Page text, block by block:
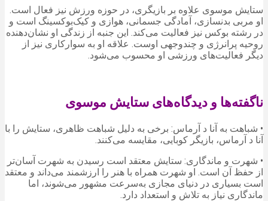
ستایش موسوی علاوه بر بازیگری، در حوزه ورزش نیز فعال است.
او مربی بدنسازی، آمادگی جسمانی، هوازی و کیک‌بوکسینگ است و
در رشته بوکس نیز فعالیت می‌کند. این جنبه از زندگی او نشان‌دهنده
روحیه پرانرژی و چندوجهی اوست. علاقه او به سوارکاری نیز از
دیگر فعالیت‌های ورزشی او محسوب می‌شود.
ناگفته‌ها و دیدگاه‌های ستایش موسوی
• شباهت به آنا د آرماس: برخی به دلیل شباهت ظاهری، ستایش را با
آنا د آرماس، بازیگر کوبایی، مقایسه می‌کنند.
• شهرت و ماندگاری: ستایش معتقد است رسیدن به شهرت آسان‌تر
از حفظ آن است. او شهرت همراه با هنر را ارزشمند می‌داند و معتقد
است بسیاری در دنیای مجازی به‌سرعت مشهور می‌شوند، اما
ماندگاری نیاز به تلاش و استعداد دارد.